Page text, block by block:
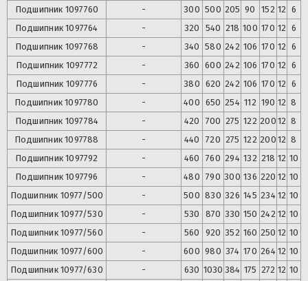
Подшипник 1097760 - 300 500 205 90 152 12 6
Подшипник 1097764 - 320 540 218 100 170 12 6
Подшипник 1097768 - 340 580 242 106 170 12 6
Подшипник 1097772 - 360 600 242 106 170 12 6
Подшипник 1097776 - 380 620 242 106 170 12 6
Подшипник 1097780 - 400 650 254 112 190 12 8
Подшипник 1097784 - 420 700 275 122 200 12 8
Подшипник 1097788 - 440 720 275 122 200 12 8
Подшипник 1097792 - 460 760 294 132 218 12 10
Подшипник 1097796 - 480 790 300 136 220 12 10
Подшипник 10977/500 - 500 830 326 145 234 12 10
Подшипник 10977/530 - 530 870 330 150 242 12 10
Подшипник 10977/560 - 560 920 352 160 250 12 10
Подшипник 10977/600 - 600 980 374 170 264 12 10
Подшипник 10977/630 - 630 1030 384 175 272 12 10